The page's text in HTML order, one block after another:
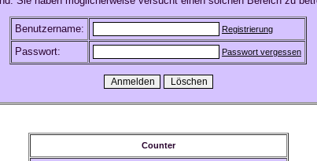
Benutzername: Registrierung
Passwort: Passwort vergessen
Counter